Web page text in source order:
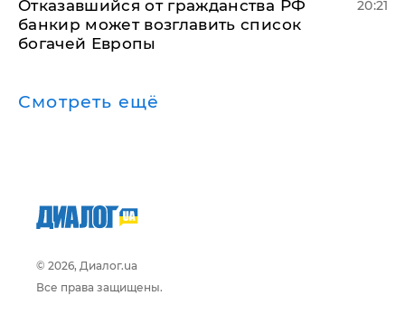
Отказавшийся от гражданства РФ
банкир может возглавить список
богачей Европы
20:21
Смотреть ещё
© 2026, Диалог.ua
Все права защищены.